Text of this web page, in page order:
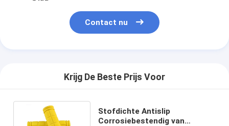
Contact nu
Krijg De Beste Prijs Voor
Stofdichte Antislip
Corrosiebestendig van